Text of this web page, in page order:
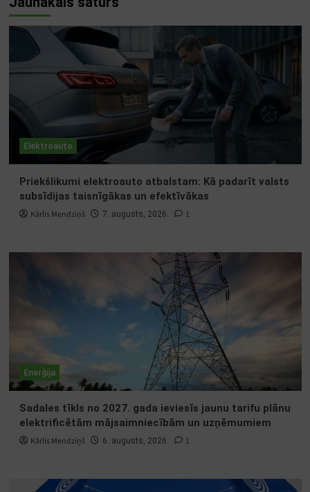
Elektroauto
Priekšlikumi elektroauto atbalstam: Kā padarīt valsts
subsīdijas taisnīgākas un efektīvākas
Kārlis Mendziņš 7. augusts, 2026. 1
Enerģija
Sadales tīkls no 2027. gada ieviesīs jaunu tarifu plānu
elektrificētām mājsaimniecībām un uzņēmumiem
Kārlis Mendziņš 6. augusts, 2026. 1